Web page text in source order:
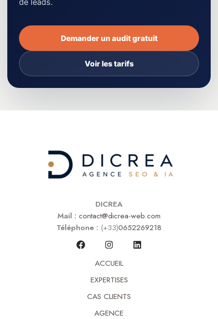
de leads.
Demander un audit gratuit
Voir les tarifs
DICREA
Mail : contact@dicrea-web.com
Téléphone : (+33)0652269218
ACCUEIL
EXPERTISES
CAS CLIENTS
AGENCE